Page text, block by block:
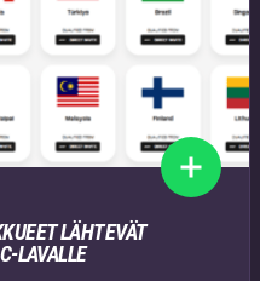
LÄHTEVÄT
LAVALLE